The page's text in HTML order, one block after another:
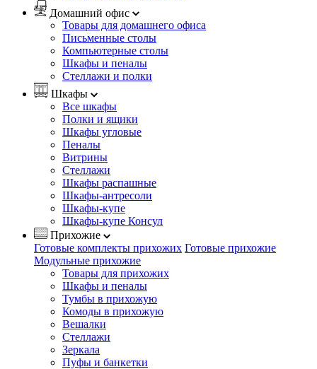
Домашний офис
Товары для домашнего офиса
Письменные столы
Компьютерные столы
Шкафы и пеналы
Стеллажи и полки
Шкафы
Все шкафы
Полки и ящики
Шкафы угловые
Пеналы
Витрины
Стеллажи
Шкафы распашные
Шкафы-антресоли
Шкафы-купе
Шкафы-купе Консул
Прихожие
Готовые комплекты прихожих Готовые прихожие
Модульные прихожие
Товары для прихожих
Шкафы и пеналы
Тумбы в прихожую
Комоды в прихожую
Вешалки
Стеллажи
Зеркала
Пуфы и банкетки